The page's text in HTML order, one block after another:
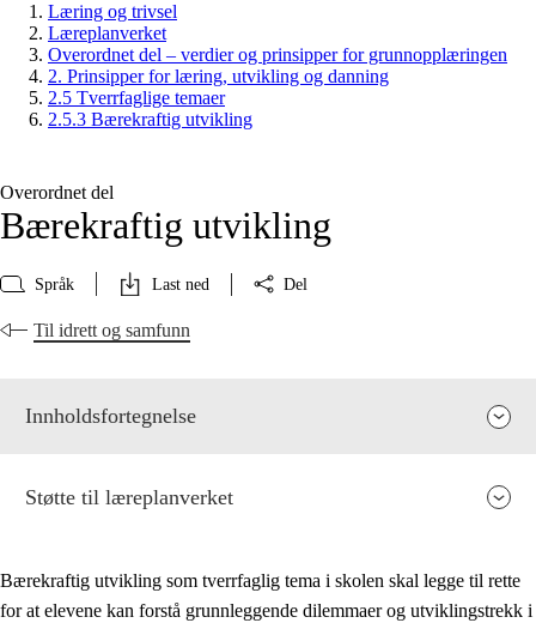
Læring og trivsel
Læreplanverket
Overordnet del – verdier og prinsipper for grunnopplæringen
2. Prinsipper for læring, utvikling og danning
2.5 Tverrfaglige temaer
2.5.3 Bærekraftig utvikling
Overordnet del
Bærekraftig utvikling
Språk Last ned Del
Til idrett og samfunn
Innholdsfortegnelse
Støtte til læreplanverket
Bærekraftig utvikling som tverrfaglig tema i skolen skal legge til rette
for at elevene kan forstå grunnleggende dilemmaer og utviklingstrekk i